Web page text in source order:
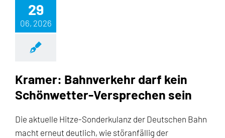
29
06, 2026
Kramer: Bahnverkehr darf kein
Schönwetter-Versprechen sein
Die aktuelle Hitze-Sonderkulanz der Deutschen Bahn
macht erneut deutlich, wie störanfällig der